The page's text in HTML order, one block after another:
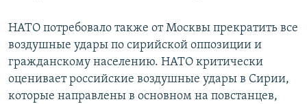
НАТО потребовало также от Москвы прекратить все
воздушные удары по сирийской оппозиции и
гражданскому населению. НАТО критически
оценивает российские воздушные удары в Сирии,
которые направлены в основном на повстанцев,